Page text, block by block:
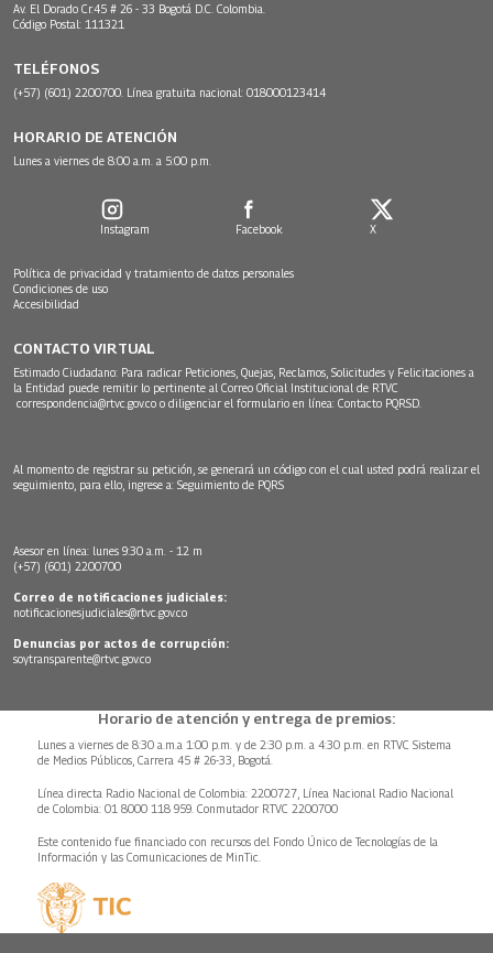
Av. El Dorado Cr.45 # 26 - 33 Bogotá D.C. Colombia.
Código Postal: 111321
TELÉFONOS
(+57) (601) 2200700. Línea gratuita nacional: 018000123414
HORARIO DE ATENCIÓN
Lunes a viernes de 8:00 a.m. a 5:00 p.m.
Instagram Facebook X
Política de privacidad y tratamiento de datos personales
Condiciones de uso
Accesibilidad
CONTACTO VIRTUAL
Estimado Ciudadano: Para radicar Peticiones, Quejas, Reclamos, Solicitudes y Felicitaciones a
la Entidad puede remitir lo pertinente al Correo Oficial Institucional de RTVC
correspondencia@rtvc.gov.co o diligenciar el formulario en línea: Contacto PQRSD.
Al momento de registrar su petición, se generará un código con el cual usted podrá realizar el
seguimiento, para ello, ingrese a: Seguimiento de PQRS
Asesor en línea: lunes 9:30 a.m. - 12 m
(+57) (601) 2200700
Correo de notificaciones judiciales:
notificacionesjudiciales@rtvc.gov.co
Denuncias por actos de corrupción:
soytransparente@rtvc.gov.co
Horario de atención y entrega de premios:
Lunes a viernes de 8:30 a.m.a 1:00 p.m. y de 2:30 p.m. a 4:30 p.m. en RTVC Sistema
de Medios Públicos, Carrera 45 # 26-33, Bogotá.
Línea directa Radio Nacional de Colombia: 2200727, Línea Nacional Radio Nacional
de Colombia: 01 8000 118 959. Conmutador RTVC 2200700
Este contenido fue financiado con recursos del Fondo Único de Tecnologías de la
Información y las Comunicaciones de MinTic.